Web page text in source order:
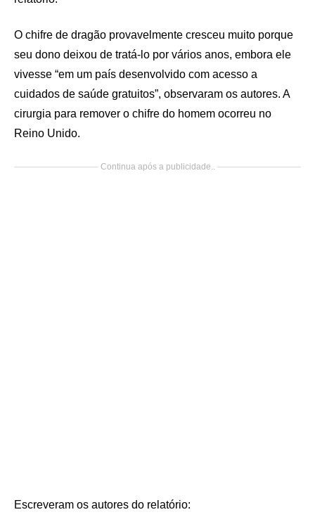
O chifre de dragão provavelmente cresceu muito porque
seu dono deixou de tratá-lo por vários anos, embora ele
vivesse “em um país desenvolvido com acesso a
cuidados de saúde gratuitos”, observaram os autores. A
cirurgia para remover o chifre do homem ocorreu no
Reino Unido.
Continua após a publicidade..
Escreveram os autores do relatório: